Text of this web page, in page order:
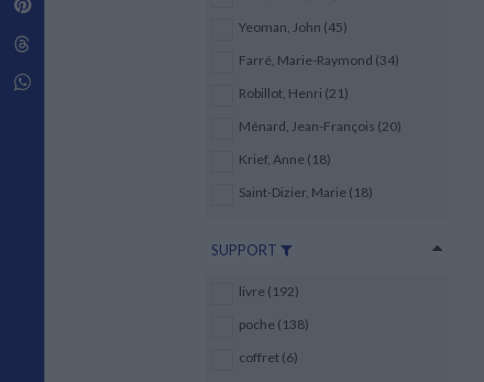
SOCIOLOGIE
Travail social
Santé et société
ETHNOLOGIE
Anthropologie
Matériaux de l’architecture
Urbanisme
Disciplines paramédicales
Yeoman, John (45)
Farré, Marie-Raymond (34)
Robillot, Henri (21)
Ménard, Jean-François (20)
Krief, Anne (18)
Saint-Dizier, Marie (18)
SUPPORT
livre (192)
poche (138)
coffret (6)